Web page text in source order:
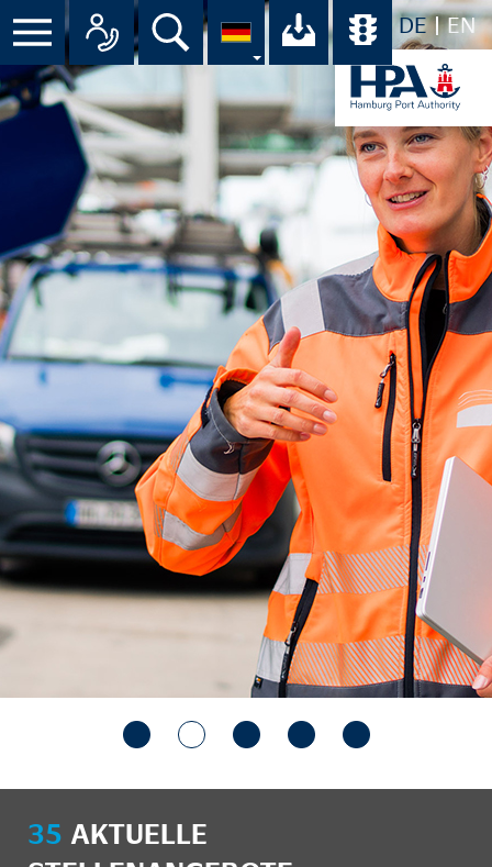
DE EN
Menü Alle Ansprechpartner im
Suche Ihr Download-
35 AKTUELLE